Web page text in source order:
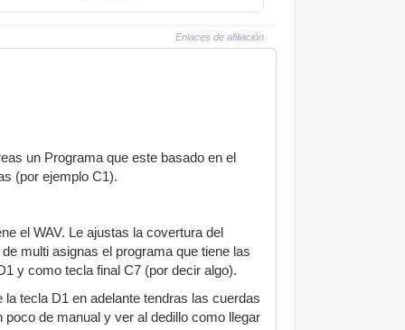
Enlaces de afiliación
un Programa que este basado en el
(por ejemplo C1).
el WAV. Le ajustas la covertura del
multi asignas el programa que tiene las
y como tecla final C7 (por decir algo).
tecla D1 en adelante tendras las cuerdas
de manual y ver al dedillo como llegar